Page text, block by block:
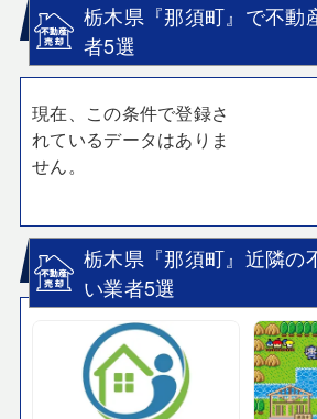
栃木県『那須町』で不動
者5選
現在、この条件で登録さ
れているデータはありま
せん。
栃木県『那須町』近隣の
い業者5選